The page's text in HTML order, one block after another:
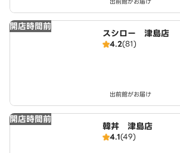
開店時間前
スシロー 津島店
4.2(81)
出前館がお届け
開店時間前
韓丼 津島店
4.1(49)